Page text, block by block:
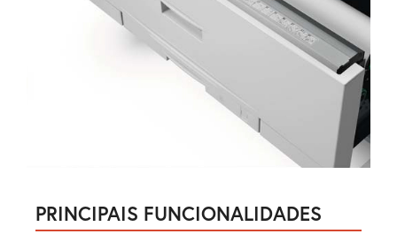
PRINCIPAIS FUNCIONALIDADES